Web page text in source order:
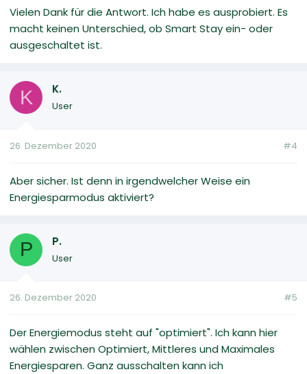
Vielen Dank für die Antwort. Ich habe es ausprobiert. Es
macht keinen Unterschied, ob Smart Stay ein- oder
ausgeschaltet ist.
K K.
User
26. Dezember 2020 #4
Aber sicher. Ist denn in irgendwelcher Weise ein
Energiesparmodus aktiviert?
P P.
User
26. Dezember 2020 #5
Der Energiemodus steht auf "optimiert". Ich kann hier
wählen zwischen Optimiert, Mittleres und Maximales
Energiesparen. Ganz ausschalten kann ich